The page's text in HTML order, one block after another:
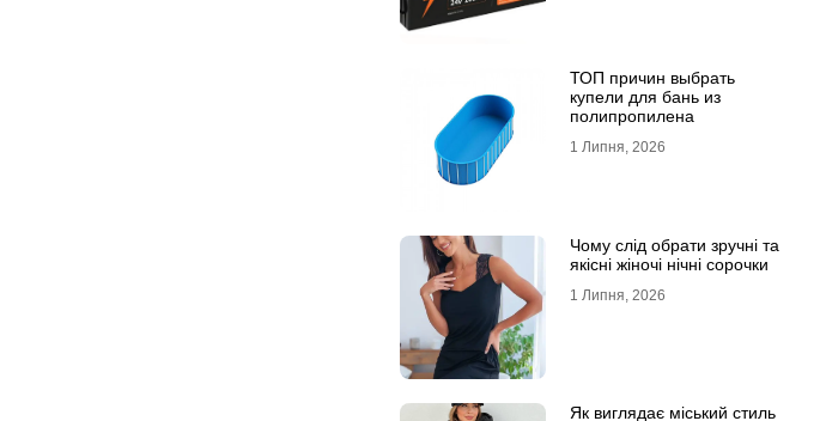
ТОП причин выбрать
купели для бань из
полипропилена
1 Липня, 2026
Чому слід обрати зручні та
якісні жіночі нічні сорочки
1 Липня, 2026
Як виглядає міський стиль